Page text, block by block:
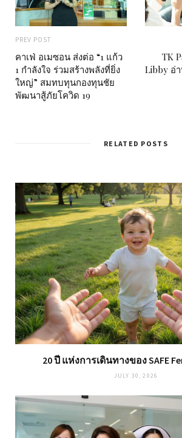
PREV POST
คาเฟ่ อเมซอน ส่งต่อ “1 แก้ว
1 กำลังใจ ร่วมสร้างพลังที่ยิ่ง
ใหญ่” สมทบทุนกองทุนชัย
พัฒนาสู้ภัยโควิด 19
TK
Libby อ่
RELATED POSTS
20 ปี แห่งการเดินทางของ SAFE
JULY 30, 2026